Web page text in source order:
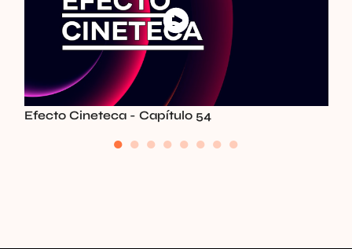
Efecto Cineteca - Capítulo 54
● ● ● ● ● ● ● ●